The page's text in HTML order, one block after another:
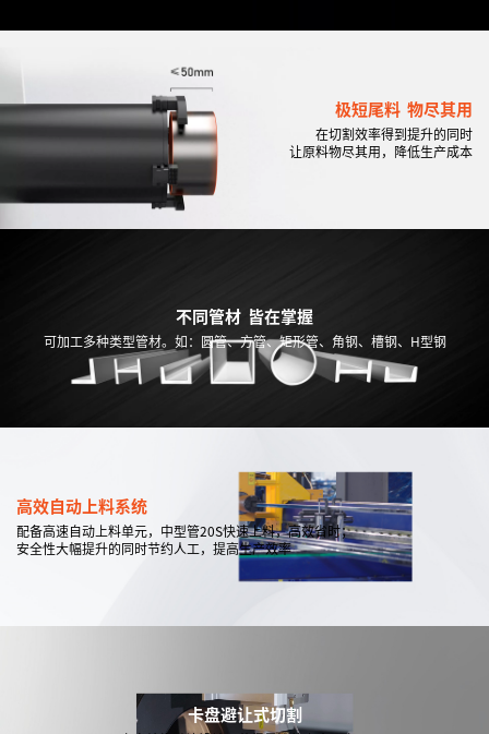
极短尾料 物尽其用
在切割效率得到提升的同时
让原料物尽其用，降低生产成本
不同管材 皆在掌握
可加工多种类型管材。如：圆管、方管、矩形管、角钢、槽钢、H型钢
高效自动上料系统
配备高速自动上料单元，中型管20S快速上料，高效省时；
安全性大幅提升的同时节约人工，提高生产效率
卡盘避让式切割